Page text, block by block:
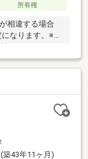
所有権
相違する場合
なります。※通
ください。
築43年11ヶ月)